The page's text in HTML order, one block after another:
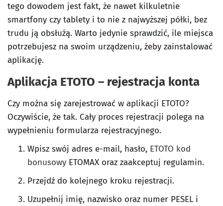
tego dowodem jest fakt, że nawet kilkuletnie
smartfony czy tablety i to nie z najwyższej półki, bez
trudu ją obsłużą. Warto jedynie sprawdzić, ile miejsca
potrzebujesz na swoim urządzeniu, żeby zainstalować
aplikację.
Aplikacja ETOTO – rejestracja konta
Czy można się zarejestrować w aplikacji ETOTO?
Oczywiście, że tak. Cały proces rejestracji polega na
wypełnieniu formularza rejestracyjnego.
Wpisz swój adres e-mail, hasło, ETOTO kod
bonusowy ETOMAX oraz zaakceptuj regulamin.
Przejdź do kolejnego kroku rejestracji.
Uzupełnij imię, nazwisko oraz numer PESEL i